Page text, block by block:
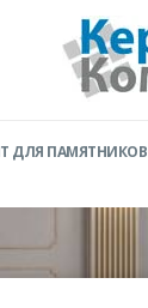
ДЛЯ ПАМЯТНИКОВ